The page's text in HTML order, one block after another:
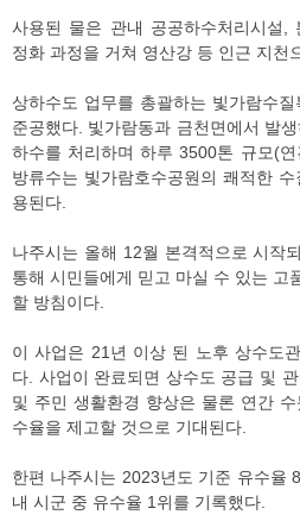
사용된 물은 관내 공공하수처리시설,
정화 과정을 거쳐 영산강 등 인근 지천
상하수도 업무를 총괄하는 빛가람수
준공했다. 빛가람동과 금천면에서 발
하수를 처리하며 하루 3500톤 규모(
방류수는 빛가람호수공원의 쾌적한
용된다.
나주시는 올해 12월 본격적으로 시작
통해 시민들에게 믿고 마실 수 있는 고
할 방침이다.
이 사업은 21년 이상 된 노후 상수도
다. 사업이 완료되면 상수도 공급 및
및 주민 생활환경 향상은 물론 연간
수율을 제고할 것으로 기대된다.
한편 나주시는 2023년도 기준 유수율
내 시군 중 유수율 1위를 기록했다.